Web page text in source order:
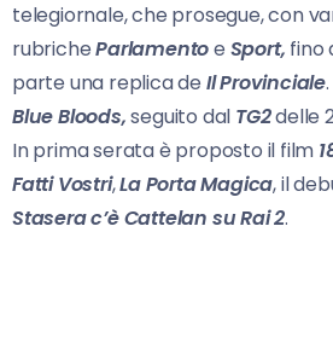
telegiornale, che prosegue, con
rubricheParlamentoe Sport, fino
parte una replica de Il Provinciale
Blue Bloods,seguito dal TG2delle
In prima serata è proposto il film
Fatti Vostri,La Porta Magica, il
Stasera c’è Cattelan su Rai 2.